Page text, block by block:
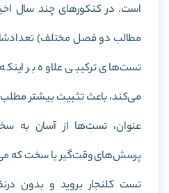
است. در کنکورهای چند سال
مطالب دو فصل مختلف)
تست‌های ترکیبی علاوه بر اینکه
عنوان، تست‌ها از آسان به
پرسش‌های وقت‌گیر یا سخت که
تست کلنجار بروید و بدون